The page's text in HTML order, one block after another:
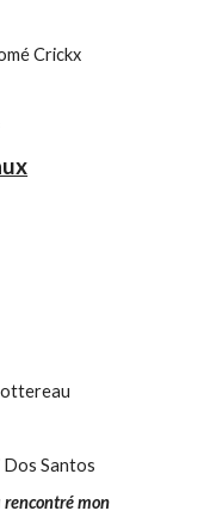
Crickx
Santos
rencontré mon